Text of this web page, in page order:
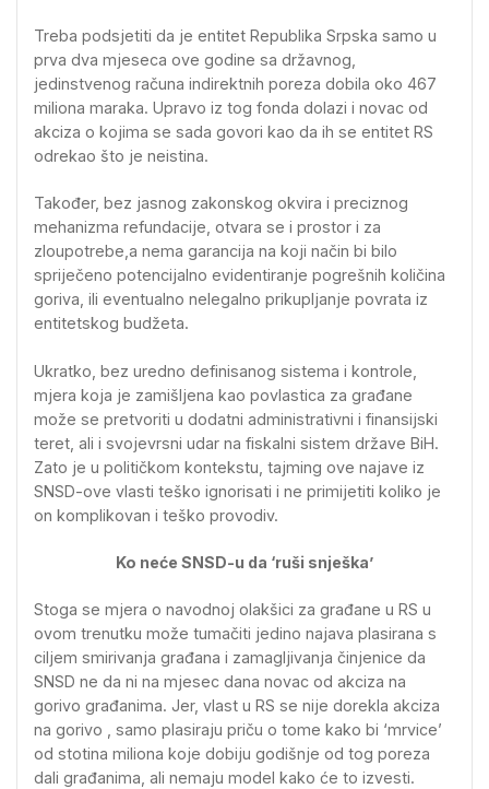
Treba podsjetiti da je entitet Republika Srpska samo u
prva dva mjeseca ove godine sa državnog,
jedinstvenog računa indirektnih poreza dobila oko 467
miliona maraka. Upravo iz tog fonda dolazi i novac od
akciza o kojima se sada govori kao da ih se entitet RS
odrekao što je neistina.
Također, bez jasnog zakonskog okvira i preciznog
mehanizma refundacije, otvara se i prostor i za
zloupotrebe,a nema garancija na koji način bi bilo
spriječeno potencijalno evidentiranje pogrešnih količina
goriva, ili eventualno nelegalno prikupljanje povrata iz
entitetskog budžeta.
Ukratko, bez uredno definisanog sistema i kontrole,
mjera koja je zamišljena kao povlastica za građane
može se pretvoriti u dodatni administrativni i finansijski
teret, ali i svojevrsni udar na fiskalni sistem države BiH.
Zato je u političkom kontekstu, tajming ove najave iz
SNSD-ove vlasti teško ignorisati i ne primijetiti koliko je
on komplikovan i teško provodiv.
Ko neće SNSD-u da ‘ruši snješka’
Stoga se mjera o navodnoj olakšici za građane u RS u
ovom trenutku može tumačiti jedino najava plasirana s
ciljem smirivanja građana i zamagljivanja činjenice da
SNSD ne da ni na mjesec dana novac od akciza na
gorivo građanima. Jer, vlast u RS se nije dorekla akciza
na gorivo , samo plasiraju priču o tome kako bi ‘mrvice’
od stotina miliona koje dobiju godišnje od tog poreza
dali građanima, ali nemaju model kako će to izvesti.